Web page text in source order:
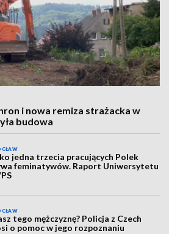
i nowa remiza strażacka w
budowa
jedna trzecia pracujących Polek
feminatywów. Raport Uniwersytetu
tego mężczyznę? Policja z Czech
o pomoc w jego rozpoznaniu